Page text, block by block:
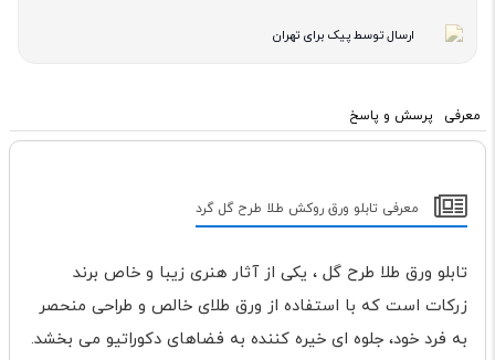
ارسال توسط پیک برای تهران
معرفی پرسش و پاسخ
معرفی تابلو ورق روکش طلا طرح گل گرد
تابلو ورق طلا طرح گل ، یکی از آثار هنری زیبا و خاص برند
زرکات است که با استفاده از ورق طلای خالص و طراحی منحصر
به فرد خود، جلوه ای خیره کننده به فضاهای دکوراتیو می بخشد.